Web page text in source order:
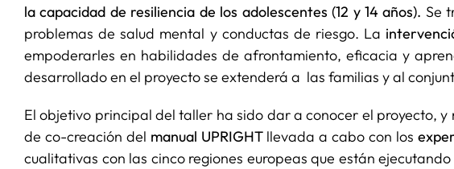
la capacidad de resiliencia de los adolescentes (12 y 14 años). Se
problemas de salud mental y conductas de riesgo. La
empoderarles en habilidades de afrontamiento, eficacia y
desarrollado en el proyecto se extenderá a las familias y al
El objetivo principal del taller ha sido dar a conocer el proyecto,
de co-creación del manual UPRIGHTllevada a cabo con los
cualitativas con las cinco regiones europeas que están